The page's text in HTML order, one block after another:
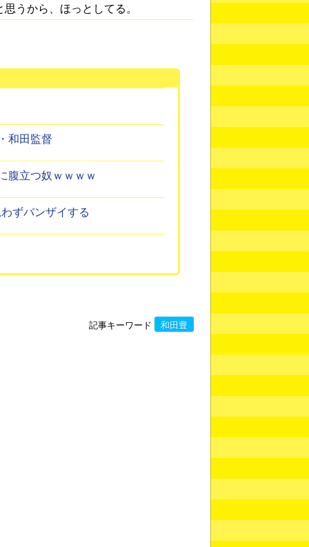
うから、ほっとしてる。
和田監督
腹立つ奴ｗｗｗｗ
ずバンザイする
記事キーワード 和田豊